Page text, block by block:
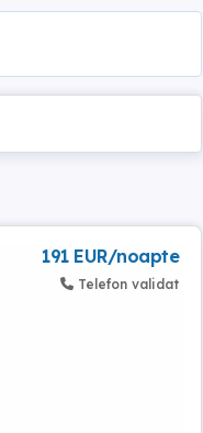
191 EUR/noapte
Telefon validat